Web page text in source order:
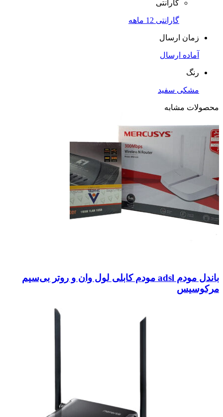
گارانتی
گارانتی 12 ماهه
زمان ارسال
آماده ارسال
رنگ
مشکی سفید
محصولات مشابه
باندل مودم adsl مودم کابلی لول وان و روتر بی‌سیم
مرکوسیس